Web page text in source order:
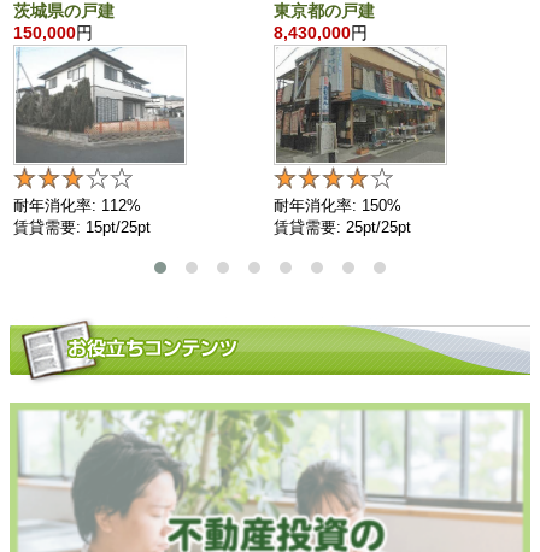
茨城県の戸建
150,000円
耐年消化率: 112%
賃貸需要: 15pt/25pt
東京都の戸建
8,430,000円
耐年消化率: 150%
賃貸需要: 25pt/25pt